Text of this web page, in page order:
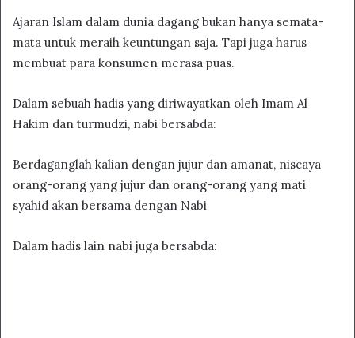
Ajaran Islam dalam dunia dagang bukan hanya semata-
mata untuk meraih keuntungan saja. Tapi juga harus
membuat para konsumen merasa puas.
Dalam sebuah hadis yang diriwayatkan oleh Imam Al
Hakim dan turmudzi, nabi bersabda:
Berdaganglah kalian dengan jujur dan amanat, niscaya
orang-orang yang jujur dan orang-orang yang mati
syahid akan bersama dengan Nabi
Dalam hadis lain nabi juga bersabda: